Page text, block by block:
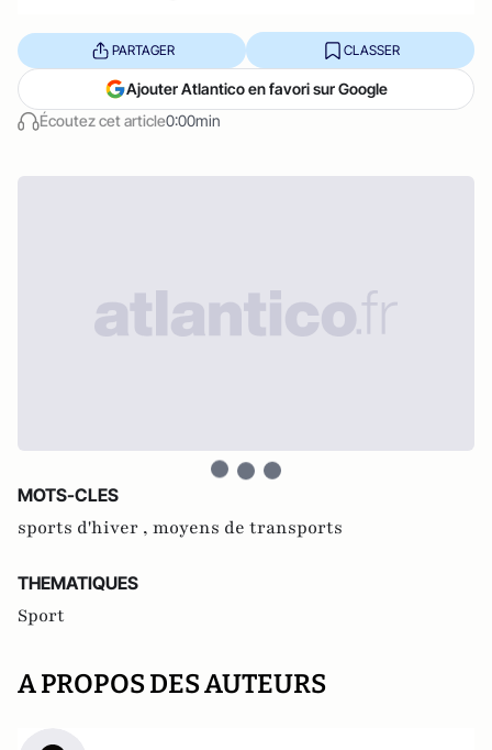
Écoutez cet article0:00min
PARTAGER CLASSER
Ajouter Atlantico en favori sur Google
MOTS-CLES
sports d'hiver , moyens de transports
THEMATIQUES
Sport
A PROPOS DES AUTEURS